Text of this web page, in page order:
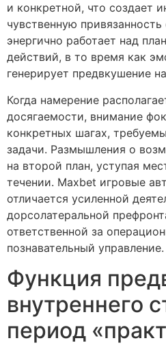
и конкретной, что создает
чувственную
энергично работает над
действий, в то время как
генерирует предвкушение
Когда намерение
досягаемости, внимание
конкретных шагах,
задачи. Размышления о
на второй план, уступая
течении. Maxbet игровые
отличается усиленной
дорсолатеральной
ответственной за
познавательный управление.
Функция
внутреннего
период